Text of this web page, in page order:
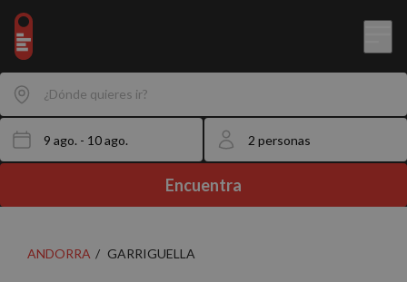
¿Dónde quieres ir?
Encuentra
ANDORRA GARRIGUELLA